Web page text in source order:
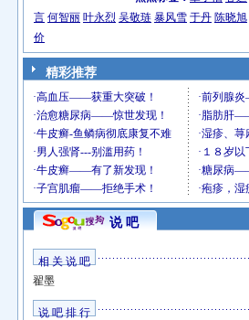
言 何智丽 叶永烈 吴敬琏 暴风雪 于丹 陈晓旭
价
精彩推荐
说 吧
相 关 说 吧
翟墨
说 吧 排 行